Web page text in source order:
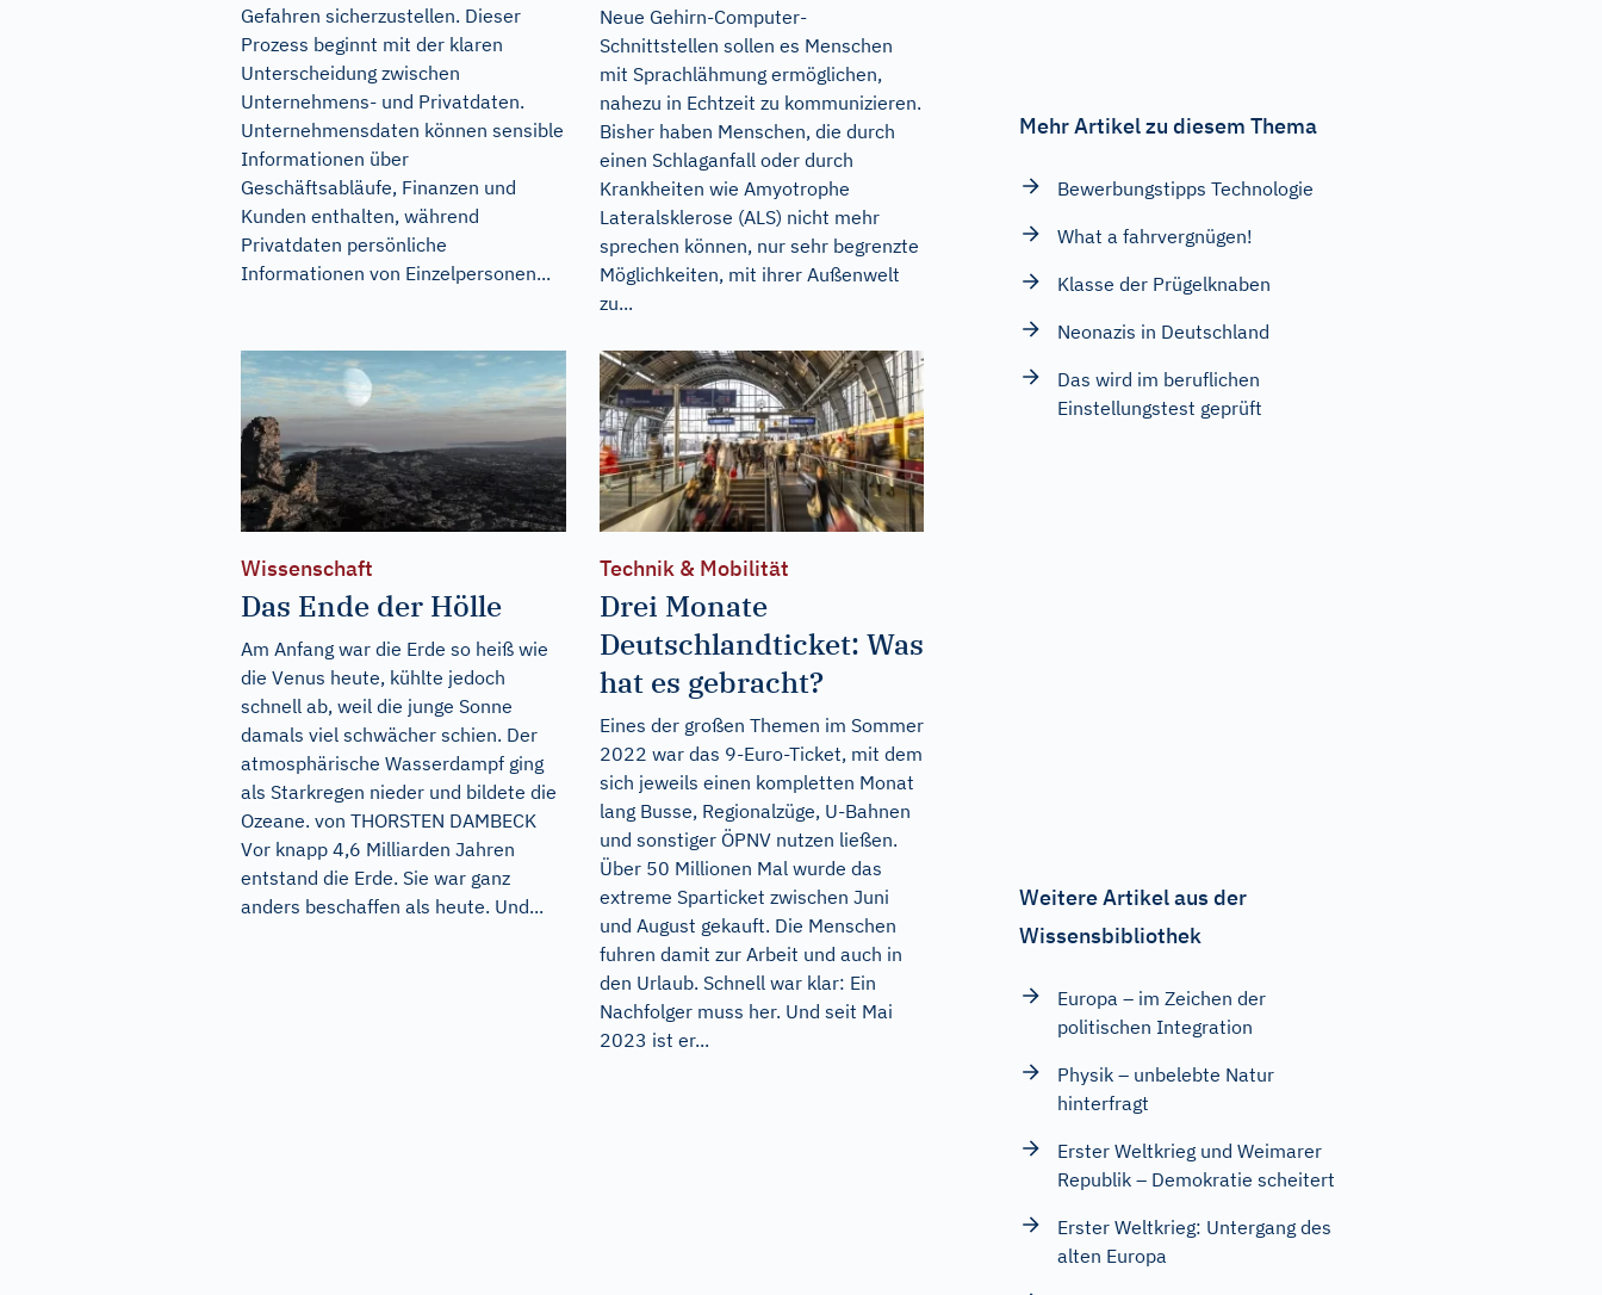
Gefahren sicherzustellen. Dieser
Prozess beginnt mit der klaren
Unterscheidung zwischen
Unternehmens- und Privatdaten.
Unternehmensdaten können sensible
Informationen über
Geschäftsabläufe, Finanzen und
Kunden enthalten, während
Privatdaten persönliche
Informationen von Einzelpersonen...
Neue Gehirn-Computer-
Schnittstellen sollen es Menschen
mit Sprachlähmung ermöglichen,
nahezu in Echtzeit zu kommunizieren.
Bisher haben Menschen, die durch
einen Schlaganfall oder durch
Krankheiten wie Amyotrophe
Lateralsklerose (ALS) nicht mehr
sprechen können, nur sehr begrenzte
Möglichkeiten, mit ihrer Außenwelt
zu...
Wissenschaft
Das Ende der Hölle
Am Anfang war die Erde so heiß wie
die Venus heute, kühlte jedoch
schnell ab, weil die junge Sonne
damals viel schwächer schien. Der
atmosphärische Wasserdampf ging
als Starkregen nieder und bildete die
Ozeane. von THORSTEN DAMBECK
Vor knapp 4,6 Milliarden Jahren
entstand die Erde. Sie war ganz
anders beschaffen als heute. Und...
Technik & Mobilität
Drei Monate
Deutschlandticket: Was
hat es gebracht?
Eines der großen Themen im Sommer
2022 war das 9-Euro-Ticket, mit dem
sich jeweils einen kompletten Monat
lang Busse, Regionalzüge, U-Bahnen
und sonstiger ÖPNV nutzen ließen.
Über 50 Millionen Mal wurde das
extreme Sparticket zwischen Juni
und August gekauft. Die Menschen
fuhren damit zur Arbeit und auch in
den Urlaub. Schnell war klar: Ein
Nachfolger muss her. Und seit Mai
2023 ist er...
Mehr Artikel zu diesem Thema
Bewerbungstipps Technologie
What a fahrvergnügen!
Klasse der Prügelknaben
Neonazis in Deutschland
Das wird im beruflichen
Einstellungstest geprüft
Weitere Artikel aus der
Wissensbibliothek
Europa – im Zeichen der
politischen Integration
Physik – unbelebte Natur
hinterfragt
Erster Weltkrieg und Weimarer
Republik – Demokratie scheitert
Erster Weltkrieg: Untergang des
alten Europa